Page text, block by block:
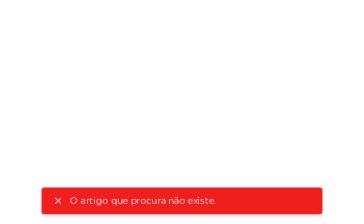
O artigo que procura não existe.